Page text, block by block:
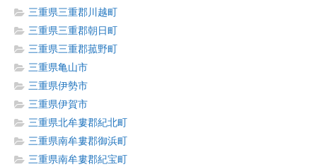
三重県三重郡川越町
三重県三重郡朝日町
三重県三重郡菰野町
三重県亀山市
三重県伊勢市
三重県伊賀市
三重県北牟婁郡紀北町
三重県南牟婁郡御浜町
三重県南牟婁郡紀宝町